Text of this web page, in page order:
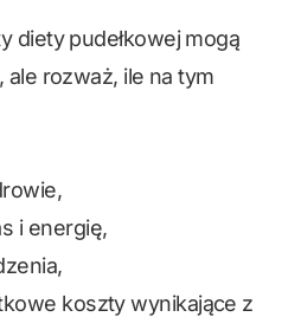
diety pudełkowej mogą
rozważ, ile na tym
i energię,
koszty wynikające z